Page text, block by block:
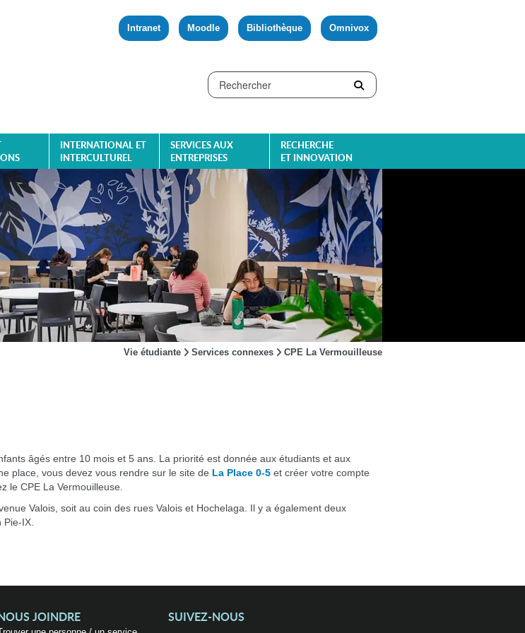
Intranet Moodle Bibliothèque Omnivox
INTERNATIONAL ET
INTERCULTUREL
SERVICES AUX
ENTREPRISES
RECHERCHE
ET INNOVATION
Vie étudiante Services connexes CPE La Vermouilleuse
âgés entre 10 mois et 5 ans. La priorité est donnée aux étudiants et aux
place, vous devez vous rendre sur le site de La Place 0-5 et créer votre compte
le CPE La Vermouilleuse.
Valois, soit au coin des rues Valois et Hochelaga. Il y a également deux
IX.
NOUS JOINDRE SUIVEZ-NOUS